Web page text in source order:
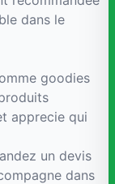
dans le
goodies
apprecie qui
un devis
dans